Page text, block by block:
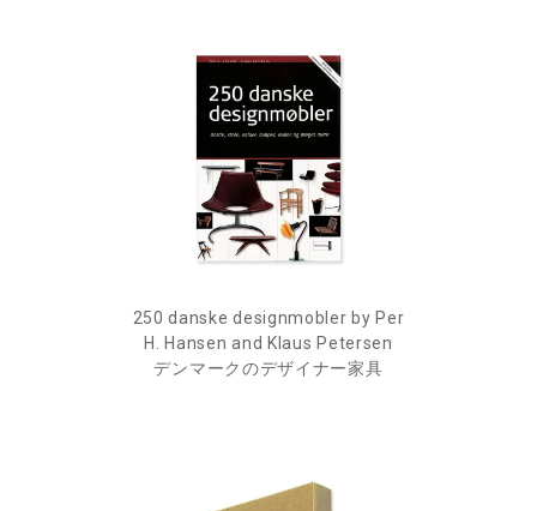
250 danske designmobler by Per
H. Hansen and Klaus Petersen
デンマークのデザイナー家具